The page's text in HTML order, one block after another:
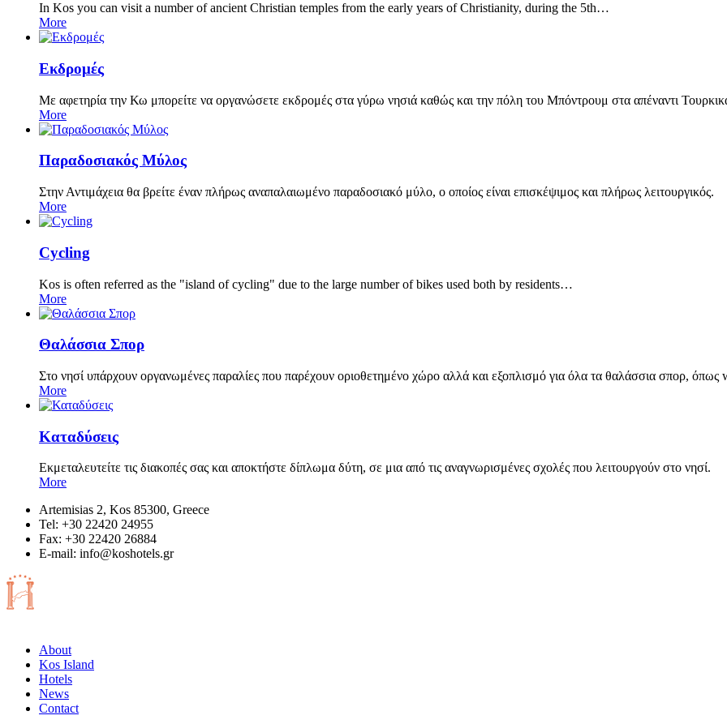
In Kos you can visit a number of ancient Christian temples from the early years of Christianity, during the 5th…
More
Εκδρομές
Με αφετηρία την Κω μπορείτε να οργανώσετε εκδρομές στα γύρω νησιά καθώς και την πόλη του Μπόντρουμ στα απέναντι
More
Παραδοσιακός Μύλος
Στην Αντιμάχεια θα βρείτε έναν πλήρως αναπαλαιωμένο παραδοσιακό μύλο, ο οποίος είναι επισκέψιμος και πλήρως λειτουργικός.
More
Cycling
Kos is often referred as the "island of cycling" due to the large number of bikes used both by residents…
More
Θαλάσσια Σπορ
Στο νησί υπάρχουν οργανωμένες παραλίες που παρέχουν οριοθετημένο χώρο αλλά και εξοπλισμό για όλα τα θαλάσσια σπορ,
More
Καταδύσεις
Εκμεταλευτείτε τις διακοπές σας και αποκτήστε δίπλωμα δύτη, σε μια από τις αναγνωρισμένες σχολές που λειτουργούν στο νησί.
More
Artemisias 2, Kos 85300, Greece
Tel: +30 22420 24955
Fax: +30 22420 26884
Ε-mail: info@koshotels.gr
About
Kos Island
Hotels
News
Contact